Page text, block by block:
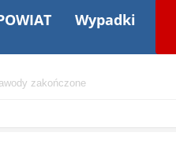
Wypadki
zakończone